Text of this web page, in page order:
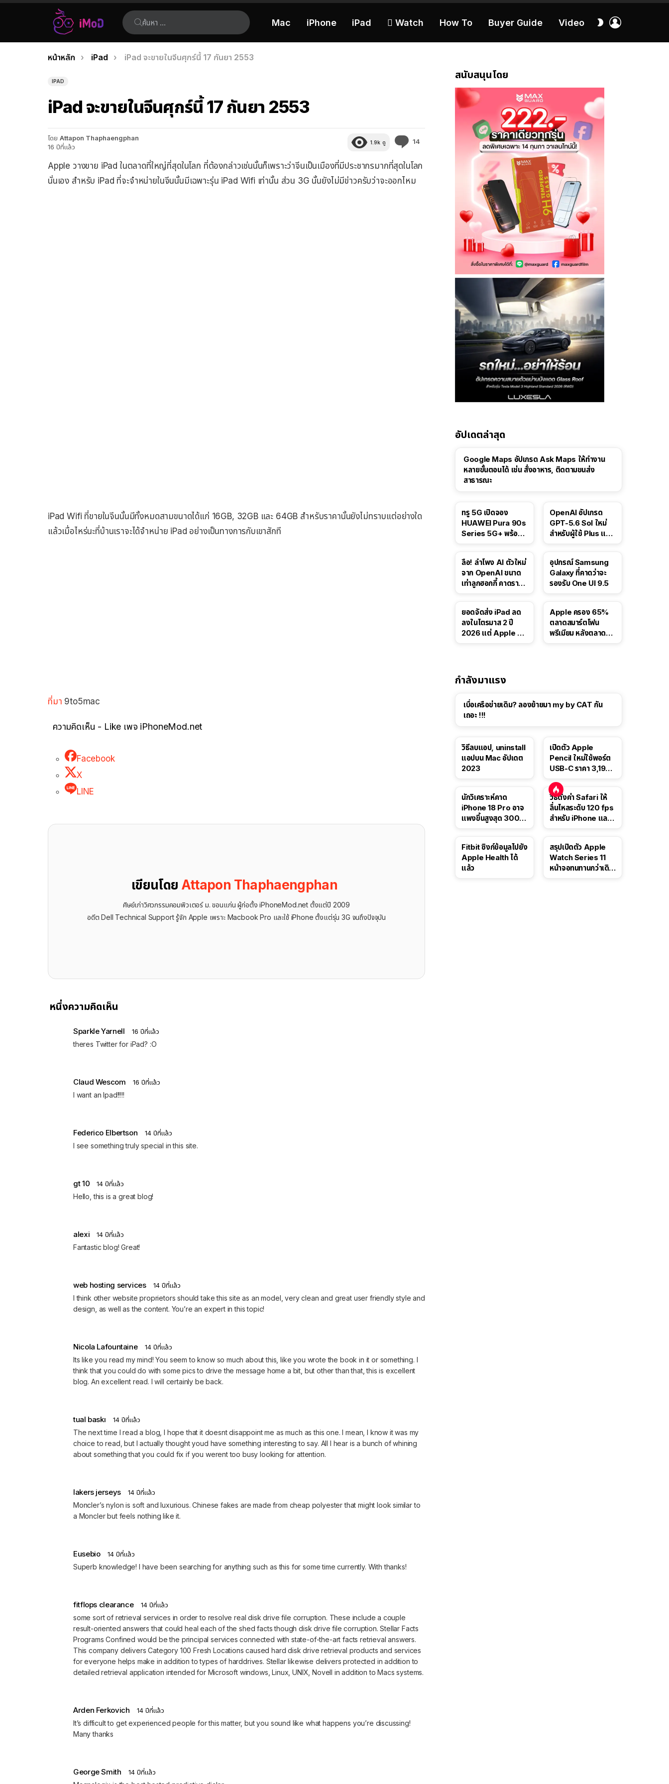
ค้นหา:
Mac iPhone iPad  Watch How To Buyer Guide Video
สลับ
เรื่อง
ล่าสุด
คุณอยู่ที่นี่:
หน้าหลัก iPad iPad จะขายในจีนศุกร์นี้ 17 กันยา 2553
IPAD
iPad จะขายในจีนศุกร์นี้ 17 กันยา 2553
โดย Attapon Thaphaengphan
16 ปีที่แล้ว
1.9k ดู 14
Apple วางขาย iPad ในตลาดที่ใหญ่ที่สุดในโลก ที่ต้องกล่าวเช่นนั้นก็เพราะว่าจีนเป็นเมืองที่มีประชากรมากที่สุดในโลก
นั่นเอง สำหรับ iPad ที่จะจำหน่ายในจีนนั้นมีเฉพาะรุ่น iPad Wifi เท่านั้น ส่วน 3G นั้นยังไม่มีข่าวครับว่าจะออกไหม
iPad Wifi ที่ขายในจีนนั้นมีทั้งหมดสามขนาดได้แก่ 16GB, 32GB และ 64GB สำหรับราคานั้นยังไม่ทราบแต่อย่างใด
แล้วเมื่อไหร่นะที่บ้านเราจะได้จำหน่าย iPad อย่างเป็นทางการกับเขาสักที
ที่มา 9to5mac
ความคิดเห็น - Like เพจ iPhoneMod.net
Facebook
X
LINE
เขียนโดย Attapon Thaphaengphan
ศิษย์เก่าวิศวกรรมคอมพิวเตอร์ ม. ขอนแก่น ผู้ก่อตั้ง iPhoneMod.net ตั้งแต่ปี 2009
อดีต Dell Technical Support รู้จัก ​Apple เพราะ Macbook Pro และใช้ iPhone ตั้งแต่รุ่น 3G จนถึงปัจจุบัน
หนึ่งความคิดเห็น
Sparkle Yarnell 16 ปีที่แล้ว
theres Twitter for iPad? :O
Claud Wescom 16 ปีที่แล้ว
I want an Ipad!!!!!
Federico Elbertson 14 ปีที่แล้ว
I see something truly special in this site.
gt 10 14 ปีที่แล้ว
Hello, this is a great blog!
alexi 14 ปีที่แล้ว
Fantastic blog! Great!
web hosting services 14 ปีที่แล้ว
I think other website proprietors should take this site as an model, very clean and great user friendly style and
design, as well as the content. You’re an expert in this topic!
Nicola Lafountaine 14 ปีที่แล้ว
Its like you read my mind! You seem to know so much about this, like you wrote the book in it or something. I
think that you could do with some pics to drive the message home a bit, but other than that, this is excellent
blog. An excellent read. I will certainly be back.
tual baskı 14 ปีที่แล้ว
The next time I read a blog, I hope that it doesnt disappoint me as much as this one. I mean, I know it was my
choice to read, but I actually thought youd have something interesting to say. All I hear is a bunch of whining
about something that you could fix if you werent too busy looking for attention.
lakers jerseys 14 ปีที่แล้ว
Moncler’s nylon is soft and luxurious. Chinese fakes are made from cheap polyester that might look similar to
a Moncler but feels nothing like it.
Eusebio 14 ปีที่แล้ว
Superb knowledge! I have been searching for anything such as this for some time currently. With thanks!
fitflops clearance 14 ปีที่แล้ว
some sort of retrieval services in order to resolve real disk drive file corruption. These include a couple
result-oriented answers that could heal each of the shed facts though disk drive file corruption. Stellar Facts
Programs Confined would be the principal services connected with state-of-the-art facts retrieval answers.
This company delivers Category 100 Fresh Locations caused hard disk drive retrieval products and services
for everyone helps make in addition to types of harddrives. Stellar likewise delivers protected in addition to
detailed retrieval application intended for Microsoft windows, Linux, UNIX, Novell in addition to Macs systems.
Arden Ferkovich 14 ปีที่แล้ว
It’s difficult to get experienced people for this matter, but you sound like what happens you’re discussing!
Many thanks
George Smith 14 ปีที่แล้ว
สนับสนุนโดย
อัปเดตล่าสุด
Google Maps อัปเกรด Ask Maps ให้ทำงาน
หลายขั้นตอนได้ เช่น สั่งอาหาร, ติดตามขนส่ง
สาธารณะ
ทรู 5G เปิดจอง
HUAWEI Pura 90s
Series 5G+ พร้อม
OpenAI อัปเกรด
GPT-5.6 Sol ใหม่
สำหรับผู้ใช้ Plus และ
ลือ! ลำโพง AI ตัวใหม่
จาก OpenAI ขนาด
เท่าลูกฮอกกี้ คาดราคา
อุปกรณ์ Samsung
Galaxy ที่คาดว่าจะ
รองรับ One UI 9.5
ยอดจัดส่ง iPad ลด
ลงในไตรมาส 2 ปี
2026 แต่ Apple ยัง
Apple ครอง 65%
ตลาดสมาร์ตโฟน
พรีเมียม หลังตลาดทำ
กำลังมาแรง
เบื่อเครือข่ายเดิม? ลองย้ายมา my by CAT กัน
เถอะ !!!
วิธีลบแอป, uninstall
แอปบน Mac อัปเดต
2023
เปิดตัว Apple
Pencil ใหม่ใช้พอร์ต
USB-C ราคา 3,190
นี้
นักวิเคราะห์คาด
iPhone 18 Pro อาจ
แพงขึ้นสูงสุด 300
วิธีตั้งค่า Safari ให้
ลื่นไหลระดับ 120 fps
สำหรับ iPhone และ
Fitbit ซิงก์ข้อมูลไปยัง
Apple Health ได้
แล้ว
สรุปเปิดตัว Apple
Watch Series 11
หน้าจอทนทานกว่าเดิม